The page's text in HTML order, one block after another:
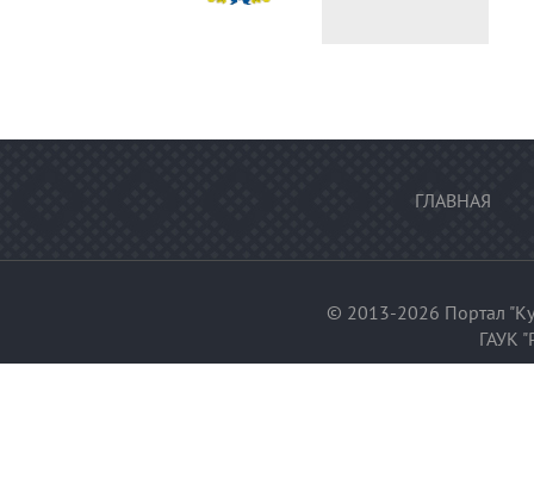
ГЛАВНАЯ
© 2013-2026 Портал
ГАУК